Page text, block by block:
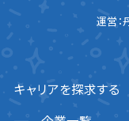
運営
キャリアを探求する